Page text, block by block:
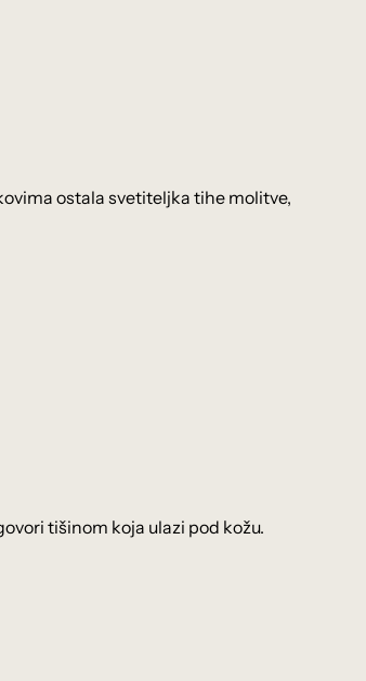
ostala svetiteljka tihe molitve,
tišinom koja ulazi pod kožu.